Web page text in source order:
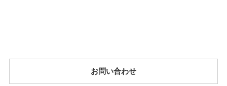
お問い合わせ